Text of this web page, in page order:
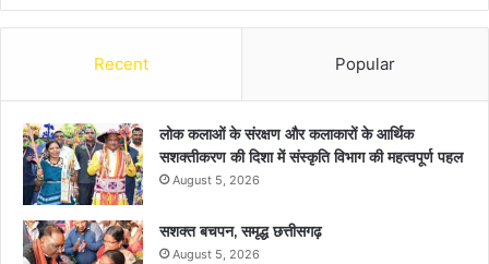
Recent Popular
लोक कलाओं के संरक्षण और कलाकारों के आर्थिक
सशक्तीकरण की दिशा में संस्कृति विभाग की महत्वपूर्ण पहल
August 5, 2026
सशक्त बचपन, समृद्ध छत्तीसगढ़
August 5, 2026